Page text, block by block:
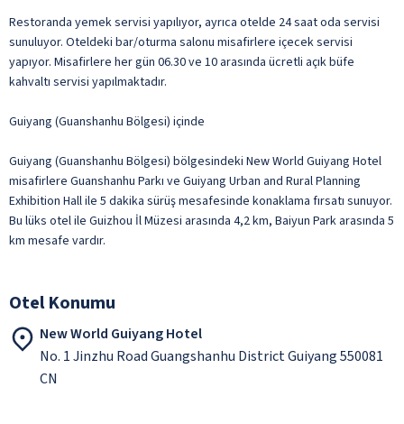
Restoranda yemek servisi yapılıyor, ayrıca otelde 24 saat oda servisi
sunuluyor. Oteldeki bar/oturma salonu misafirlere içecek servisi
yapıyor. Misafirlere her gün 06.30 ve 10 arasında ücretli açık büfe
kahvaltı servisi yapılmaktadır.
Guiyang (Guanshanhu Bölgesi) içinde
Guiyang (Guanshanhu Bölgesi) bölgesindeki New World Guiyang Hotel
misafirlere Guanshanhu Parkı ve Guiyang Urban and Rural Planning
Exhibition Hall ile 5 dakika sürüş mesafesinde konaklama fırsatı sunuyor.
Bu lüks otel ile Guizhou İl Müzesi arasında 4,2 km, Baiyun Park arasında 5
km mesafe vardır.
Otel Konumu
New World Guiyang Hotel
No. 1 Jinzhu Road Guangshanhu District Guiyang 550081
CN